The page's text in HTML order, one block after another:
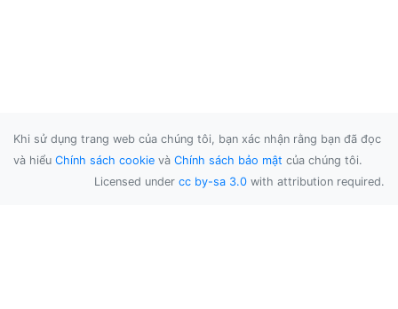
Khi sử dụng trang web của chúng tôi, bạn xác nhận rằng bạn đã đọc
và hiểu Chính sách cookie và Chính sách bảo mật của chúng tôi.
Licensed under cc by-sa 3.0 with attribution required.